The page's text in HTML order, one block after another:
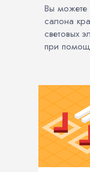
Вы можете
салона
световых
при